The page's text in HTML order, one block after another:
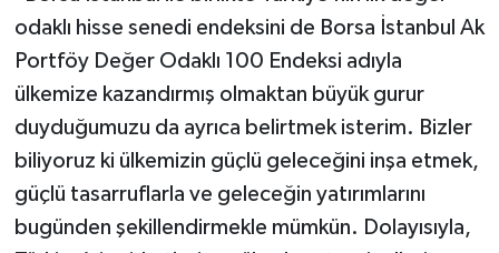
odaklı hisse senedi endeksini de Borsa İstanbul Ak
Portföy Değer Odaklı 100 Endeksi adıyla
ülkemize kazandırmış olmaktan büyük gurur
duyduğumuzu da ayrıca belirtmek isterim. Bizler
biliyoruz ki ülkemizin güçlü geleceğini inşa etmek,
güçlü tasarruflarla ve geleceğin yatırımlarını
bugünden şekillendirmekle mümkün. Dolayısıyla,